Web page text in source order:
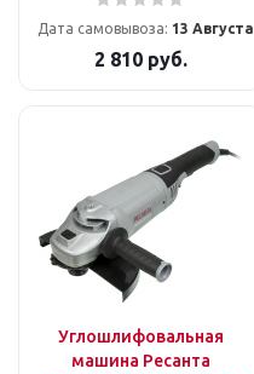
Дата самовывоза: 13 Августа
2 810 руб.
Углошлифовальная
машина Ресанта